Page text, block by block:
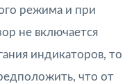
режима и при
не включается
индикаторов, то
что от